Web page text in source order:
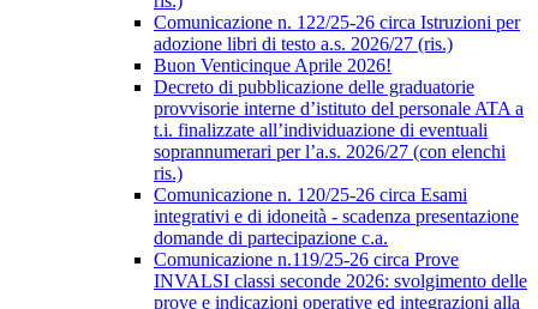
Comunicazione n. 122/25-26 circa Istruzioni per
adozione libri di testo a.s. 2026/27 (ris.)
Buon Venticinque Aprile 2026!
Decreto di pubblicazione delle graduatorie
provvisorie interne d’istituto del personale ATA a
t.i. finalizzate all’individuazione di eventuali
soprannumerari per l’a.s. 2026/27 (con elenchi
ris.)
Comunicazione n. 120/25-26 circa Esami
integrativi e di idoneità - scadenza presentazione
domande di partecipazione c.a.
Comunicazione n.119/25-26 circa Prove
INVALSI classi seconde 2026: svolgimento delle
prove e indicazioni operative ed integrazioni alla